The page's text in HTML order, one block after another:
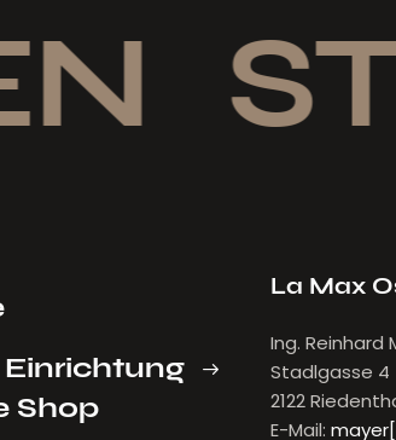
Shop
La Max
Ing. Reinhard
Stadlgasse 4
2122
E-Mail: